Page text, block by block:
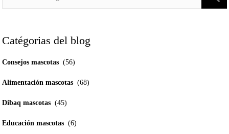
Catégorias del blog
Consejos mascotas (56)
Alimentación mascotas (68)
Dibaq mascotas (45)
Educación mascotas (6)